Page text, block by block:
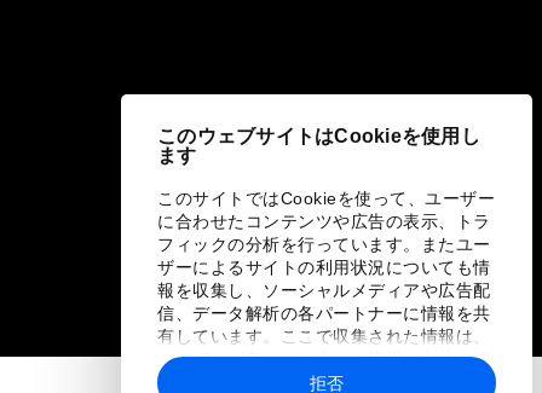
このウェブサイトはCookieを使用し
ます
このサイトではCookieを使って、ユーザー
に合わせたコンテンツや広告の表示、トラ
フィックの分析を行っています。またユー
ザーによるサイトの利用状況についても情
報を収集し、ソーシャルメディアや広告配
信、データ解析の各パートナーに情報を共
有しています。ここで収集された情報は、
ユーザーが各パートナーに提供した他の情
報や各パートナーのサービスを使用した際
拒否